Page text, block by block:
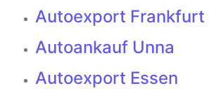
Autoexport Frankfurt
Autoankauf Unna
Autoexport Essen